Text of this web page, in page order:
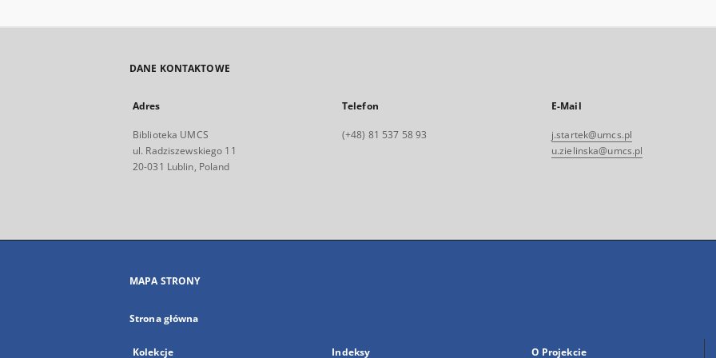
DANE KONTAKTOWE
Adres
Biblioteka UMCS
ul. Radziszewskiego 11
20-031 Lublin, Poland
Telefon
(+48) 81 537 58 93
E-Mail
j.startek@umcs.pl
u.zielinska@umcs.pl
MAPA STRONY
Strona główna
Kolekcje Indeksy O Projekcie